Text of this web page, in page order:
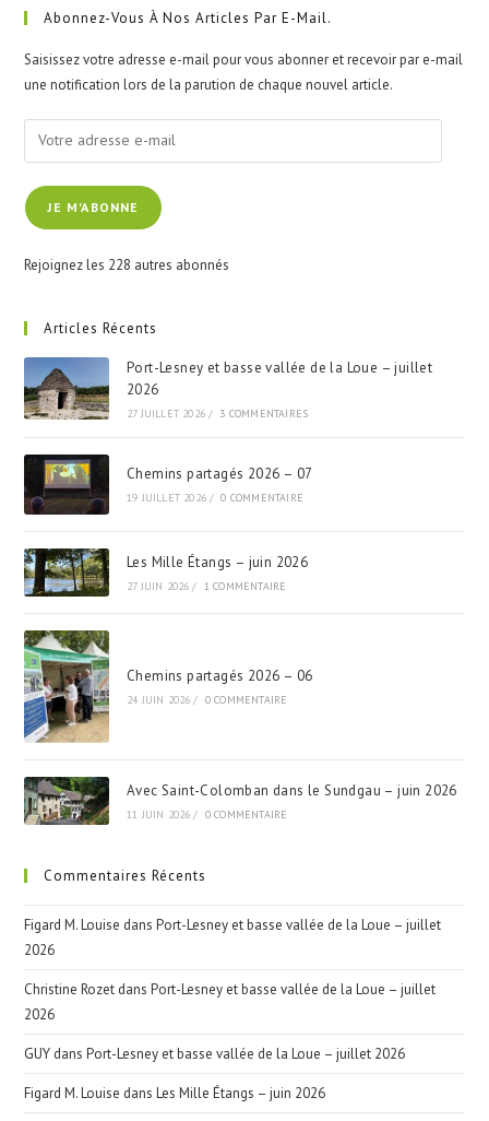
Abonnez-Vous À Nos Articles Par E-Mail.
Saisissez votre adresse e-mail pour vous abonner et recevoir par e-mail
une notification lors de la parution de chaque nouvel article.
Votre
adresse
e-
mailJE M'ABONNE
Rejoignez les 228 autres abonnés
Articles Récents
Port-Lesney et basse vallée de la Loue – juillet
2026
27 JUILLET 2026 / 3 COMMENTAIRES
Chemins partagés 2026 – 07
19 JUILLET 2026 / 0 COMMENTAIRE
Les Mille Étangs – juin 2026
27 JUIN 2026 / 1 COMMENTAIRE
Chemins partagés 2026 – 06
24 JUIN 2026 / 0 COMMENTAIRE
Avec Saint-Colomban dans le Sundgau – juin 2026
11 JUIN 2026 / 0 COMMENTAIRE
Commentaires Récents
Figard M. Louise dansPort-Lesney et basse vallée de la Loue – juillet
2026
Christine Rozet dansPort-Lesney et basse vallée de la Loue – juillet
2026
GUY dansPort-Lesney et basse vallée de la Loue – juillet 2026
Figard M. Louise dansLes Mille Étangs – juin 2026